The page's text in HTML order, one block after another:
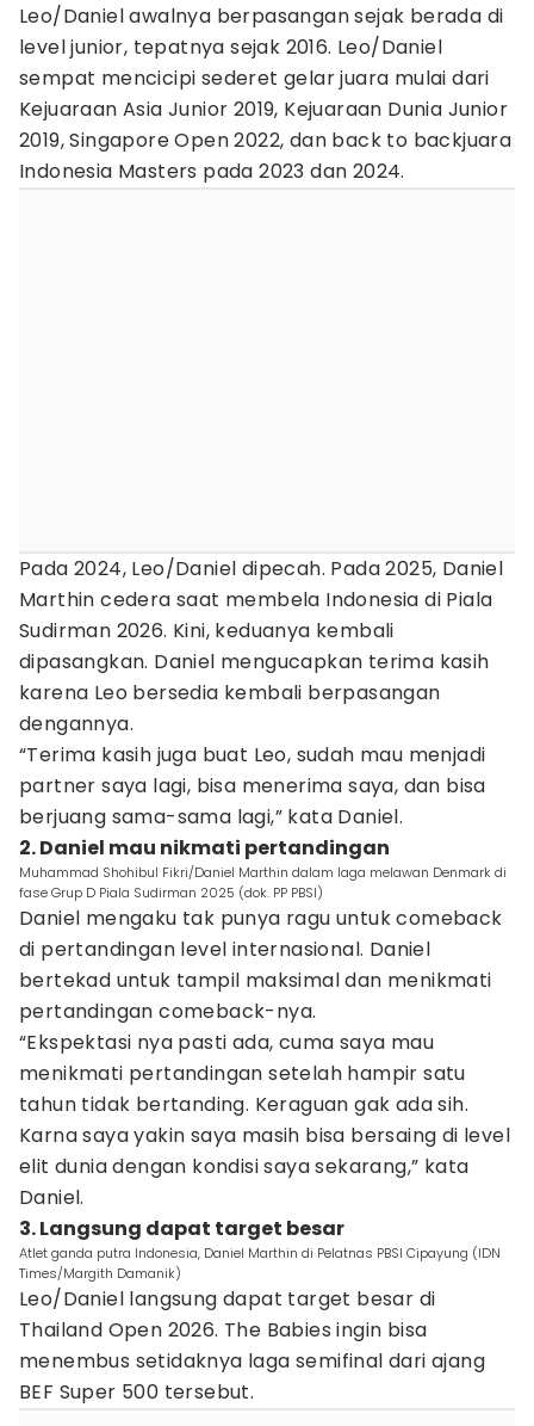
Leo/Daniel awalnya berpasangan sejak berada di
level junior, tepatnya sejak 2016. Leo/Daniel
sempat mencicipi sederet gelar juara mulai dari
Kejuaraan Asia Junior 2019, Kejuaraan Dunia Junior
2019, Singapore Open 2022, dan back to backjuara
Indonesia Masters pada 2023 dan 2024.
Pada 2024, Leo/Daniel dipecah. Pada 2025, Daniel
Marthin cedera saat membela Indonesia di Piala
Sudirman 2026. Kini, keduanya kembali
dipasangkan. Daniel mengucapkan terima kasih
karena Leo bersedia kembali berpasangan
dengannya.
“Terima kasih juga buat Leo, sudah mau menjadi
partner saya lagi, bisa menerima saya, dan bisa
berjuang sama-sama lagi,” kata Daniel.
2. Daniel mau nikmati pertandingan
Muhammad Shohibul Fikri/Daniel Marthin dalam laga melawan Denmark di
fase Grup D Piala Sudirman 2025 (dok. PP PBSI)
Daniel mengaku tak punya ragu untuk comeback
di pertandingan level internasional. Daniel
bertekad untuk tampil maksimal dan menikmati
pertandingan comeback-nya.
“Ekspektasi nya pasti ada, cuma saya mau
menikmati pertandingan setelah hampir satu
tahun tidak bertanding. Keraguan gak ada sih.
Karna saya yakin saya masih bisa bersaing di level
elit dunia dengan kondisi saya sekarang,” kata
Daniel.
3. Langsung dapat target besar
Atlet ganda putra Indonesia, Daniel Marthin di Pelatnas PBSI Cipayung (IDN
Times/Margith Damanik)
Leo/Daniel langsung dapat target besar di
Thailand Open 2026. The Babies ingin bisa
menembus setidaknya laga semifinal dari ajang
BEF Super 500 tersebut.